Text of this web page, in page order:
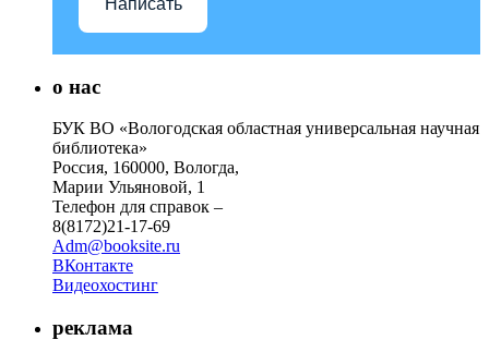
Написать
о нас
БУК ВО «Вологодская областная универсальная научная
библиотека»
Россия, 160000, Вологда,
Марии Ульяновой, 1
Телефон для справок –
8(8172)21-17-69
Adm@booksite.ru
ВКонтакте
Видеохостинг
реклама